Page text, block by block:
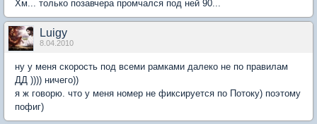
Хм... только позавчера промчался под ней 90...
Luigy
8.04.2010
ну у меня скорость под всеми рамками далеко не по правилам
ДД )))) ничего))
я ж говорю. что у меня номер не фиксируется по Потоку) поэтому
пофиг)